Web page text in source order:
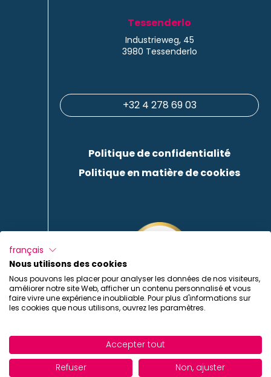
Tessenderlo
Industrieweg, 45
3980 Tessenderlo
+32 4 278 69 03
Politique de confidentialité
Politique en matière de cookies
français
Nous utilisons des cookies
Nous pouvons les placer pour analyser les données de nos visiteurs,
améliorer notre site Web, afficher un contenu personnalisé et vous
faire vivre une expérience inoubliable. Pour plus d'informations sur
les cookies que nous utilisons, ouvrez les paramètres.
Accepter tout
Refuser
Non, ajuster